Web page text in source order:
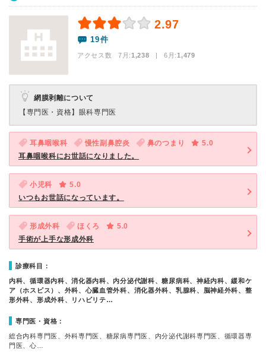
2.97
19件
アクセス数 7月:1,238 | 6月:1,479
網膜剥離について
【専門医・資格】 眼科専門医
耳鼻咽喉科 慢性副鼻腔炎 鼻のつまり
5.0
耳鼻咽喉科にお世話になりました。
小児科
5.0
いつもお世話になっています。
形成外科 ほくろ
5.0
手術が上手な形成外科
診療科目：
内科、循環器内科、消化器内科、内分泌代謝科、糖尿病科、神経内科、緩和ケ
ア（ホスピス）、外科、心臓血管外科、消化器外科、乳腺科、脳神経外科、整
形外科、形成外科、リハビリテ…
専門医・資格：
総合内科専門医、外科専門医、糖尿病専門医、内分泌代謝科専門医、循環器専
門医、心…